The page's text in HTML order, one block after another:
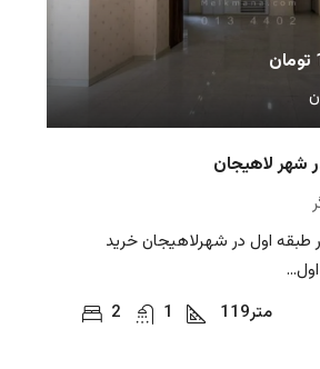
شهر لاهیجان
طبقه اول در شهرلاهیجان خرید
2
1 119متر